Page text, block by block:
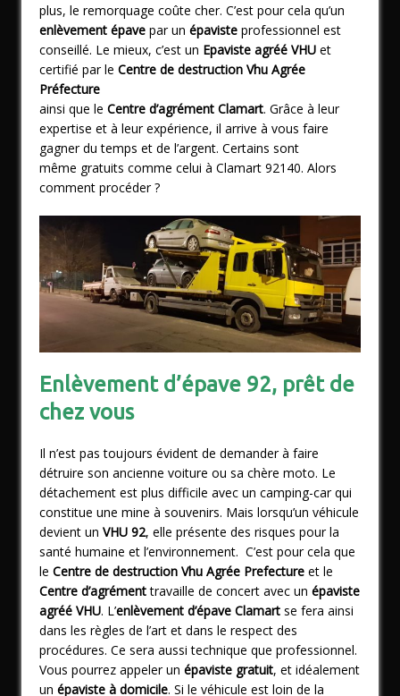
plus, le remorquage coûte cher. C’est pour cela qu’un
enlèvement épave parun épaviste professionnel est
conseillé. Le mieux, c’est un Epaviste agréé VHU et
certifié par le Centre de destruction Vhu Agrée
Préfecture
ainsi que le Centre d’agrément Clamart. Grâce à leur
expertise et à leur expérience, il arrive à vous faire
gagner du temps et de l’argent. Certains sont
même gratuits comme celui à Clamart 92140. Alors
comment procéder ?
Enlèvement d’épave 92, prêt de
chez vous
Il n’est pas toujours évident de demander à faire
détruire son ancienne voiture ou sa chère moto. Le
détachement est plus difficile avec un camping-car qui
constitue une mine à souvenirs. Mais lorsqu’un véhicule
devient un VHU 92, elle présente des risques pour la
santé humaine et l’environnement. C’est pour cela que
le Centre de destruction Vhu Agrée Prefecture et le
Centre d’agrémenttravaille de concert avec un épaviste
agréé VHU. L’enlèvement d’épave Clamart se fera ainsi
dans les règles de l’art et dans le respect des
procédures. Ce sera aussi technique que professionnel.
Vous pourrez appeler un épaviste gratuit, et idéalement
un épaviste à domicile. Si le véhicule est loin de la